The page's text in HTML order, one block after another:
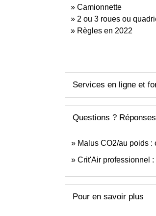
Camionnette
2 ou 3 roues ou
Règles en 2022
Services en ligne et
Questions ?
Malus CO2/au poids
Crit'Air professionnel
Pour en savoir plus